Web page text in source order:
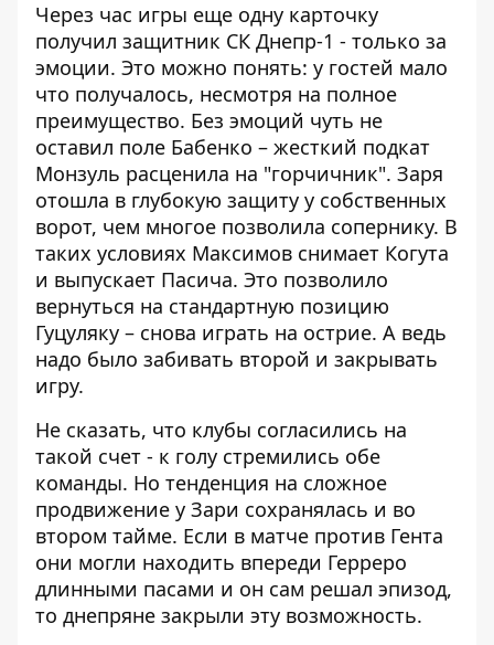
Через час игры еще одну карточку
получил защитник СК Днепр-1 - только за
эмоции. Это можно понять: у гостей мало
что получалось, несмотря на полное
преимущество. Без эмоций чуть не
оставил поле Бабенко – жесткий подкат
Монзуль расценила на "горчичник". Заря
отошла в глубокую защиту у собственных
ворот, чем многое позволила сопернику. В
таких условиях Максимов снимает Когута
и выпускает Пасича. Это позволило
вернуться на стандартную позицию
Гуцуляку – снова играть на острие. А ведь
надо было забивать второй и закрывать
игру.
Не сказать, что клубы согласились на
такой счет - к голу стремились обе
команды. Но тенденция на сложное
продвижение у Зари сохранялась и во
втором тайме. Если в матче против Гента
они могли находить впереди Герреро
длинными пасами и он сам решал эпизод,
то днепряне закрыли эту возможность.